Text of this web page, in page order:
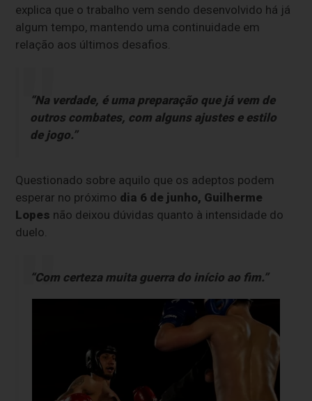
explica que o trabalho vem sendo desenvolvido há já
algum tempo, mantendo uma continuidade em
relação aos últimos desafios.
“Na verdade, é uma preparação que já vem de
outros combates, com alguns ajustes e estilo
de jogo.”
Questionado sobre aquilo que os adeptos podem
esperar no próximo dia 6 de junho, Guilherme
Lopes não deixou dúvidas quanto à intensidade do
duelo.
“Com certeza muita guerra do início ao fim.”